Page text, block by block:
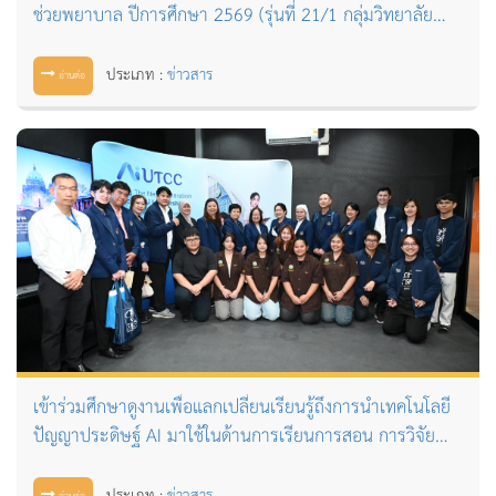
ช่วยพยาบาล ปีการศึกษา 2569 (รุ่นที่ 21/1 กลุ่มวิทยาลัย
อ่านต่อ ประเภท :ข่าวสาร
เข้าร่วมศึกษาดูงานเพื่อแลกเปลี่ยนเรียนรู้ถึงการนำเทคโนโลยี
ปัญญาประดิษฐ์ AI มาใช้ในด้านการเรียนการสอน การวิจัย